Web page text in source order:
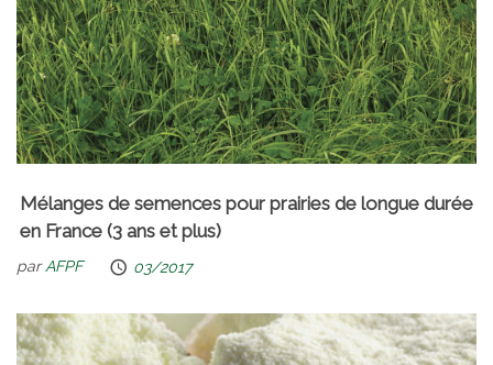
Mélanges de semences pour prairies de longue durée
en France (3 ans et plus)
parAFPF 03/2017